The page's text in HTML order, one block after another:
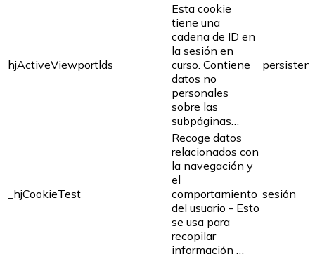
hjActiveViewportlds
Esta cookie
tiene una
cadena de ID en
la sesión en
curso. Contiene
datos no
personales
sobre las
subpáginas…
_hjCookieTest
Recoge datos
relacionados con
la navegación y
el
comportamiento
del usuario - Esto
se usa para
recopilar
información …
sesión